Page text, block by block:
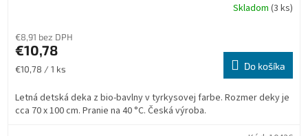
produktu
je
z
hviezdičiek.
Skladom(3 ks)
€8,91 bez DPH
€10,78
Jednotková
€10,78 / 1 ks Do košíka
Letná detská deka z bio-bavlny v tyrkysovej farbe. Rozmer deky je
cca 70 x 100 cm. Pranie na 40 °C. Česká výroba.